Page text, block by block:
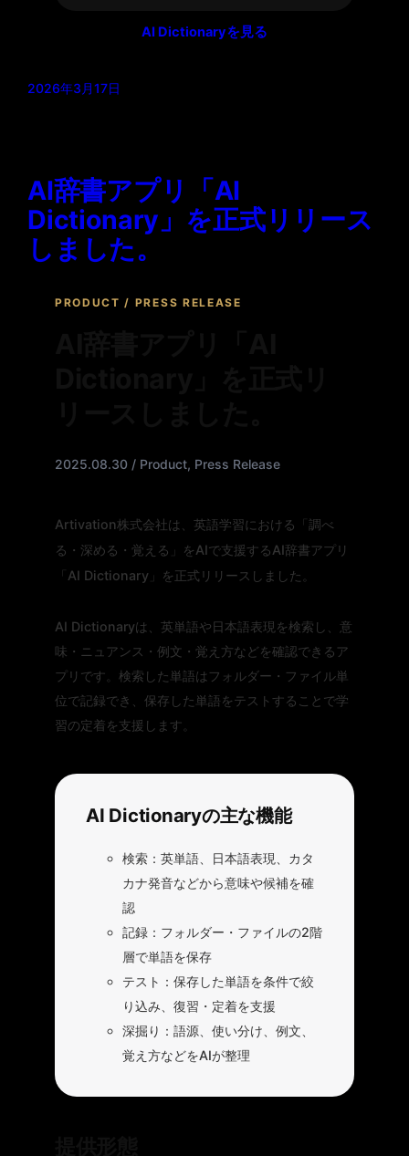
AI Dictionaryを見る
2026年3月17日
AI辞書アプリ「AI
Dictionary」を正式リリース
しました。
PRODUCT / PRESS RELEASE
2025.08.30 / Product, Press Release
Artivation株式会社は、英語学習における「調べ
る・深める・覚える」をAIで支援するAI辞書アプリ
「AI Dictionary」を正式リリースしました。
AI Dictionaryは、英単語や日本語表現を検索し、意
味・ニュアンス・例文・覚え方などを確認できるア
プリです。検索した単語はフォルダー・ファイル単
位で記録でき、保存した単語をテストすることで学
習の定着を支援します。
AI Dictionaryの主な機能
検索：英単語、日本語表現、カタ
カナ発音などから意味や候補を確
認
記録：フォルダー・ファイルの2階
層で単語を保存
テスト：保存した単語を条件で絞
り込み、復習・定着を支援
深掘り：語源、使い分け、例文、
覚え方などをAIが整理